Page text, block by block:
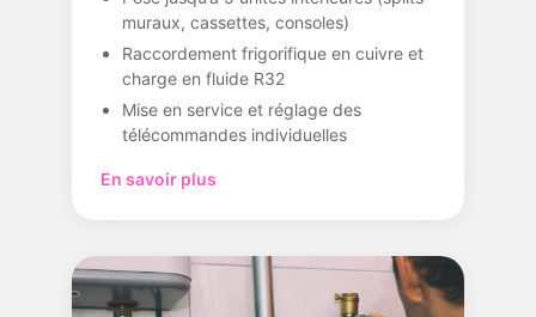
muraux, cassettes, consoles)
Raccordement frigorifique en cuivre et
charge en fluide R32
Mise en service et réglage des
télécommandes individuelles
En savoir plus